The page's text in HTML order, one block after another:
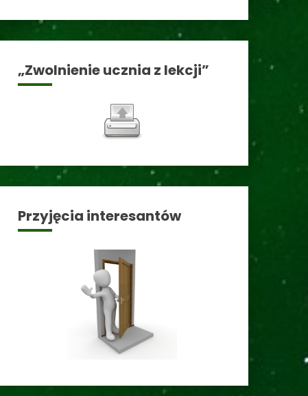
„Zwolnienie ucznia z lekcji”
Przyjęcia interesantów